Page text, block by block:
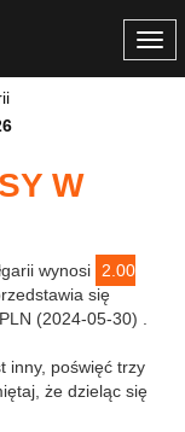
W
wynosi
2.00
się
(2024-05-30) .
inny, poświęć trzy
że dzieląc się